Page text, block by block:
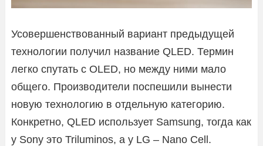
Усовершенствованный вариант предыдущей
технологии получил название QLED. Термин
легко спутать с OLED, но между ними мало
общего. Производители поспешили вынести
новую технологию в отдельную категорию.
Конкретно, QLED использует Samsung, тогда как
у Sony это Triluminos, а у LG – Nano Cell.